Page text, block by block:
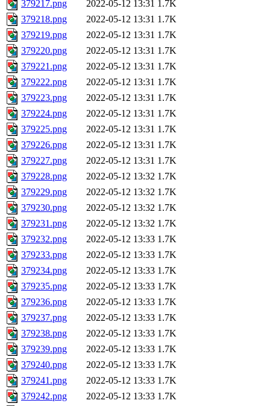
379217.png 2022-05-12 13:31 1.7K
379218.png
2022-05-12 13:31 1.7K
379219.png
2022-05-12 13:31 1.7K
379220.png
2022-05-12 13:31 1.7K
379221.png
2022-05-12 13:31 1.7K
379222.png
2022-05-12 13:31 1.7K
379223.png
2022-05-12 13:31 1.7K
379224.png
2022-05-12 13:31 1.7K
379225.png
2022-05-12 13:31 1.7K
379226.png
2022-05-12 13:31 1.7K
379227.png
2022-05-12 13:31 1.7K
379228.png
2022-05-12 13:32 1.7K
379229.png
2022-05-12 13:32 1.7K
379230.png
2022-05-12 13:32 1.7K
379231.png
2022-05-12 13:32 1.7K
379232.png
2022-05-12 13:33 1.7K
379233.png
2022-05-12 13:33 1.7K
379234.png
2022-05-12 13:33 1.7K
379235.png
2022-05-12 13:33 1.7K
379236.png
2022-05-12 13:33 1.7K
379237.png
2022-05-12 13:33 1.7K
379238.png
2022-05-12 13:33 1.7K
379239.png
2022-05-12 13:33 1.7K
379240.png
2022-05-12 13:33 1.7K
379241.png
2022-05-12 13:33 1.7K
379242.png
2022-05-12 13:33 1.7K